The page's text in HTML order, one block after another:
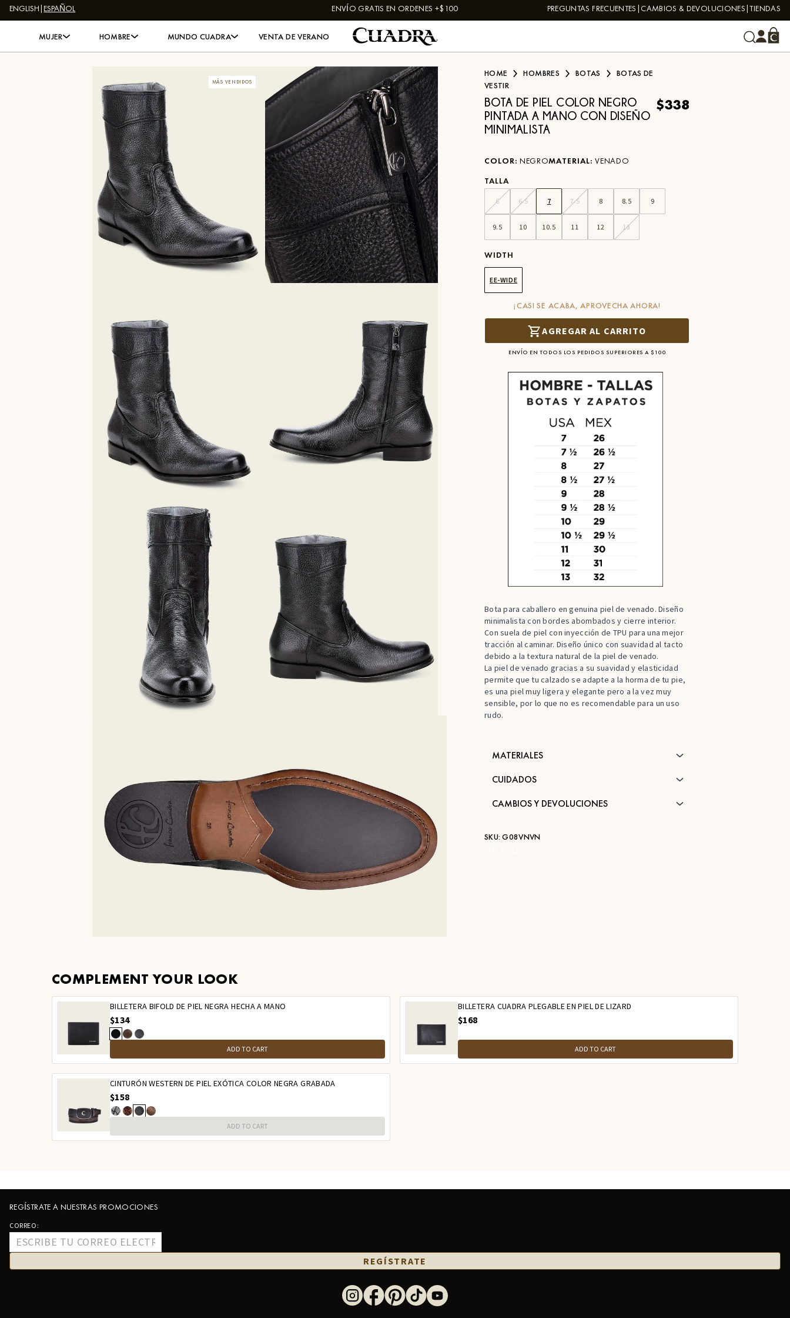
Skip to content
ENGLISH|ESPAÑOL ENVÍO GRATIS EN ORDENES +$100 PREGUNTAS FRECUENTES CAMBIOS & DEVOLUCIONES TIENDAS
MUJER HOMBRE MUNDO CUADRA VENTA DE VERANO
MÁS VENDIDOS
HOME HOMBRES BOTAS
BOTAS DE
VESTIR
BOTA DE PIEL COLOR NEGRO
PINTADA A MANO CON DISEÑO
MINIMALISTA
$338
COLOR: NEGROMATERIAL: VENADO
TALLA
6 6.5 7 7.5 8 8.5 9
9.5 10 10.5 11 12 13
WIDTH
EE-WIDE
¡CASI SE ACABA, APROVECHA AHORA!
AGREGAR AL CARRITO
ENVÍO EN TODOS LOS PEDIDOS SUPERIORES A $100
Bota para caballero en genuina piel de venado. Diseño
minimalista con bordes abombados y cierre interior.
Con suela de piel con inyección de TPU para una mejor
tracción al caminar. Diseño único con suavidad al tacto
debido a la textura natural de la piel de venado.
La piel de venado gracias a su suavidad y elasticidad
permite que tu calzado se adapte a la horma de tu pie,
es una piel muy ligera y elegante pero a la vez muy
sensible, por lo que no es recomendable para un uso
rudo.
MATERIALES
CUIDADOS
CAMBIOS Y DEVOLUCIONES
SKU: G08VNVN
COMPLEMENT YOUR LOOK
BILLETERA BIFOLD DE PIEL NEGRA HECHA A MANO
$134
ADD TO CART
BILLETERA CUADRA PLEGABLE EN PIEL DE LIZARD
$168
ADD TO CART
CINTURÓN WESTERN DE PIEL EXÓTICA COLOR NEGRA GRABADA
$158
ADD TO CART
REGÍSTRATE A NUESTRAS PROMOCIONES
CORREO:
REGÍSTRATE